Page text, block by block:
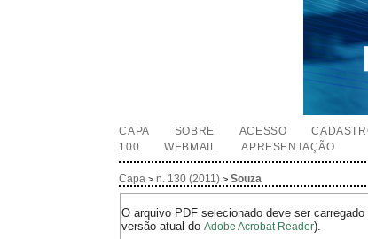
CAPA SOBRE ACESSO
100
WEBMAIL APRESENTAÇÃO
Capa >n. 130 (2011) >Souza
O arquivo PDF selecionado deve ser
versão atual doAdobe Acrobat Reader).